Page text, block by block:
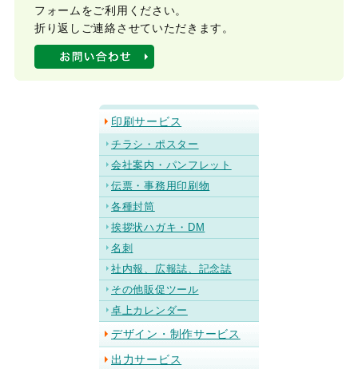
フォームをご利用ください。
折り返しご連絡させていただきます。
印刷サービス
チラシ・ポスター
会社案内・パンフレット
伝票・事務用印刷物
各種封筒
挨拶状ハガキ・DM
名刺
社内報、広報誌、記念誌
その他販促ツール
卓上カレンダー
デザイン・制作サービス
出力サービス